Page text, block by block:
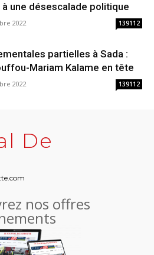
une désescalade politique
2022 139112
partielles à Sada :
Mariam Kalame en tête
2022 139112
De
nos offres